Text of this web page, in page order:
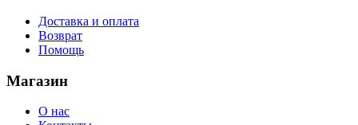
Доставка и оплата
Возврат
Помощь
Магазин
О нас